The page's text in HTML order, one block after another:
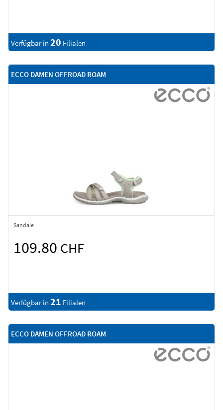
Verfügbar in 20 Filialen
ECCO DAMEN OFFROAD ROAM
Sandale
109.80 CHF
Verfügbar in 21 Filialen
ECCO DAMEN OFFROAD ROAM